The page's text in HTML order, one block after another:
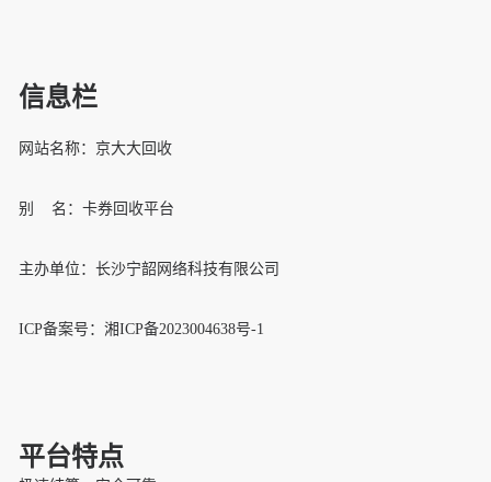
信息栏
网站名称：京大大回收
别 名：卡券回收平台
主办单位：长沙宁韶网络科技有限公司
ICP备案号 ：湘ICP备2023004638号-1
平台特点